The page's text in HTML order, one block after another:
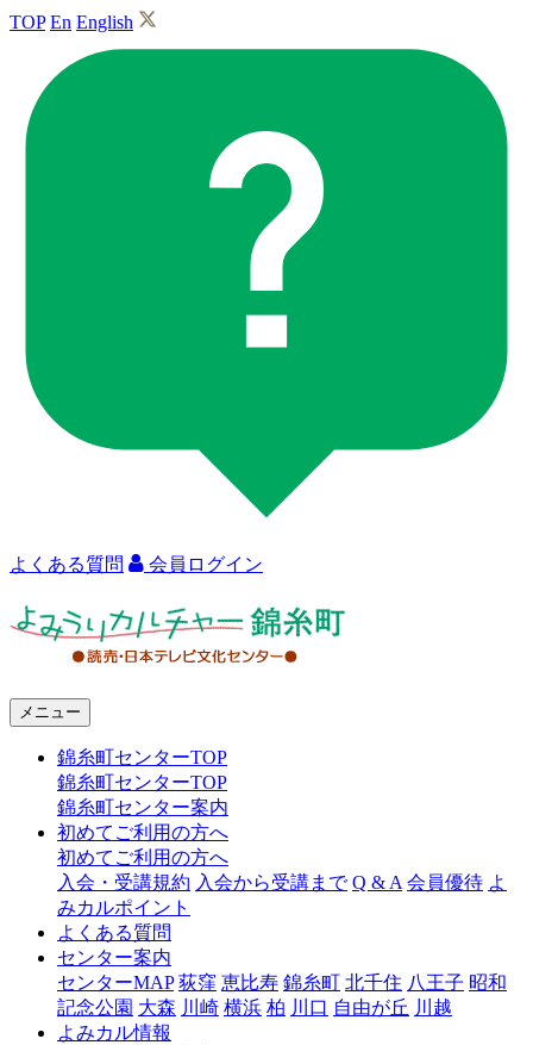
TOP En English
よくある質問 会員ログイン
ャ
糸
メニュー
錦糸町センターTOP
錦糸町センターTOP
錦糸町センター案内
初めてご利用の方へ
初めてご利用の方へ
入会・受講規約 入会から受講まで Q & A 会員優待 よ
みカルポイント
よくある質問
センター案内
センターMAP 荻窪 恵比寿 錦糸町 北千住 八王子 昭和
記念公園 大森 川崎 横浜 柏 川口 自由が丘 川越
よみカル情報